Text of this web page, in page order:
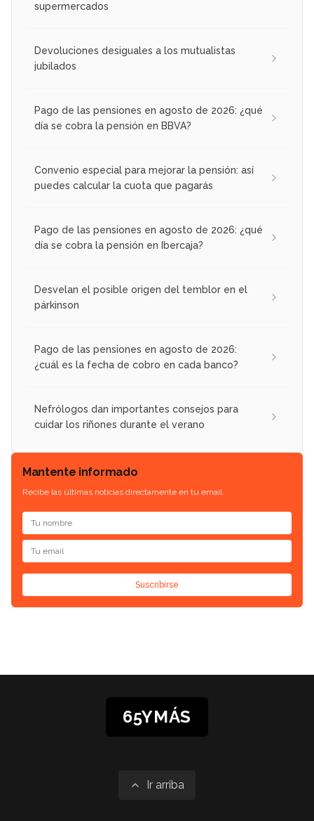
supermercados
Devoluciones desiguales a los mutualistas
jubilados
Pago de las pensiones en agosto de 2026: ¿qué
día se cobra la pensión en BBVA?
Convenio especial para mejorar la pensión: así
puedes calcular la cuota que pagarás
Pago de las pensiones en agosto de 2026: ¿qué
día se cobra la pensión en Ibercaja?
Desvelan el posible origen del temblor en el
párkinson
Pago de las pensiones en agosto de 2026:
¿cuál es la fecha de cobro en cada banco?
Nefrólogos dan importantes consejos para
cuidar los riñones durante el verano
Mantente informado
Recibe las últimas noticias directamente en tu email.
Suscribirse
65YMÁS
Ir arriba